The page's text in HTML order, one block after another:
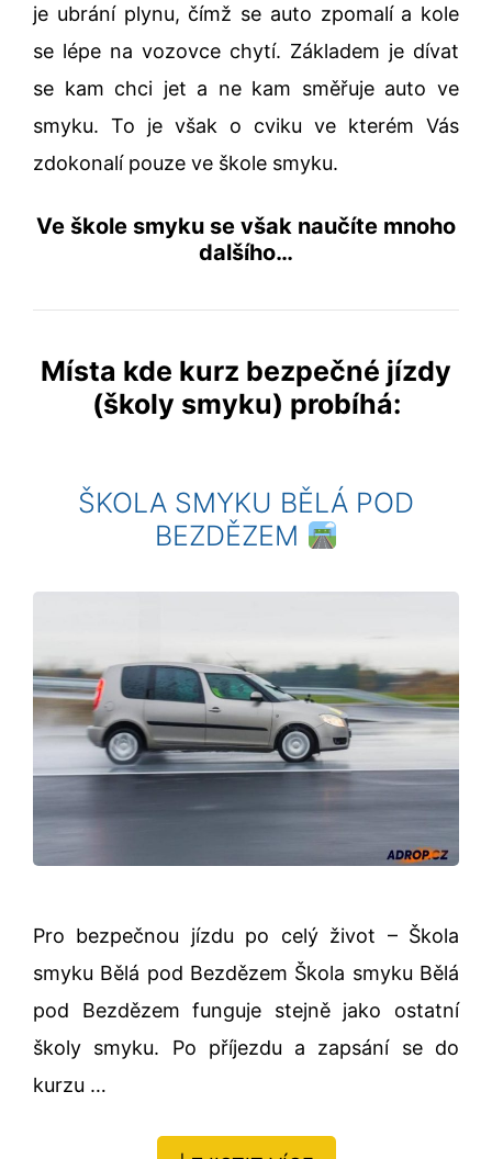
je ubrání plynu, čímž se auto zpomalí a kole
se lépe na vozovce chytí. Základem je dívat
se kam chci jet a ne kam směřuje auto ve
smyku. To je však o cviku ve kterém Vás
zdokonalí pouze ve škole smyku.
Ve škole smyku se však naučíte mnoho
dalšího…
Místa kde kurz bezpečné jízdy
(školy smyku) probíhá:
ŠKOLA SMYKU BĚLÁ POD
BEZDĚZEM
Pro bezpečnou jízdu po celý život – Škola
smyku Bělá pod Bezdězem Škola smyku Bělá
pod Bezdězem funguje stejně jako ostatní
školy smyku. Po příjezdu a zapsání se do
kurzu …